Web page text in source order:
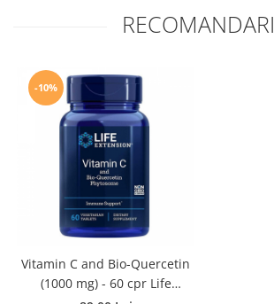
RECOMANDARI
-10%
Vitamin C and Bio-Quercetin
(1000 mg) - 60 cpr Life